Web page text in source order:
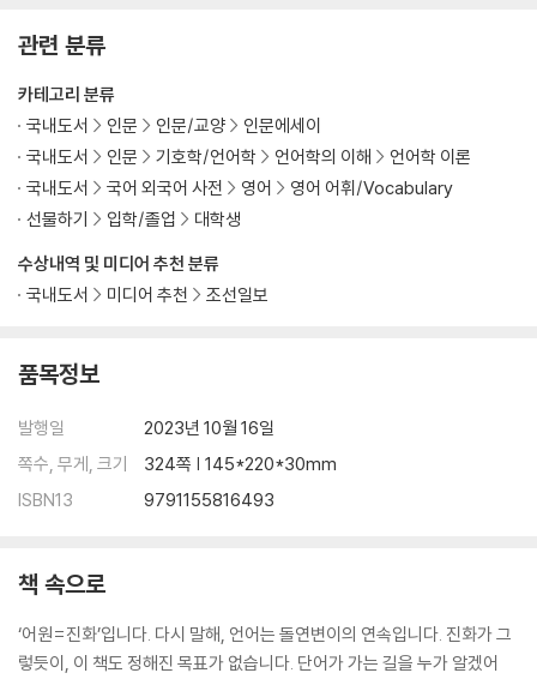
관련 분류
수상내역 및 미디어 추천 분류
국내도서
미디어 추천 조선일보
카테고리 분류
국내도서
인문 인문/교양
인문에세이
국내도서
인문 기호학/언어학 언어학의 이해
언어학 이론
국내도서
국어 외국어 사전 영어
영어 어휘/Vocabulary
선물하기
입학/졸업 대학생
품목정보
발행일
2023년 10월 16일
쪽수, 무게, 크기
324쪽 | 145*220*30mm
ISBN13
9791155816493
책 속으로
‘어원=진화’입니다. 다시 말해, 언어는 돌연변이의 연속입니다. 진화가 그
렇듯이, 이 책도 정해진 목표가 없습니다. 단어가 가는 길을 누가 알겠어